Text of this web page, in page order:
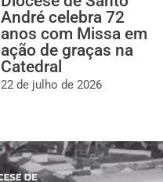
André celebra 72
anos com Missa em
ação de graças na
Catedral
22 de julho de 2026